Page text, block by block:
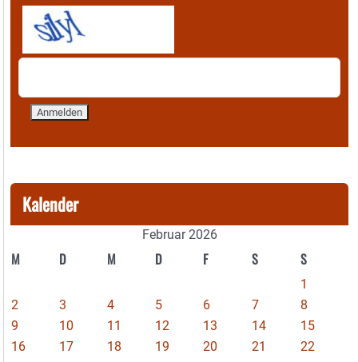
Kalender
Februar 2026
M D M D F S S
1
2
3 4 5 6 7
8
9
10 11 12 13 14
15
16
17 18 19 20 21
22